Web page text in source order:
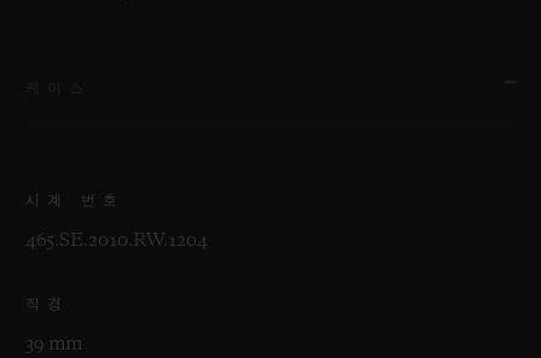
시계 번호
465.SE.2010.RW.1204
직경
39 mm